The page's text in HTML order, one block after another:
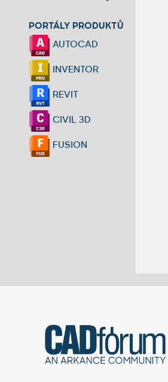
PORTÁLY PRODUKTŮ
AUTOCAD
INVENTOR
REVIT
CIVIL 3D
FUSION